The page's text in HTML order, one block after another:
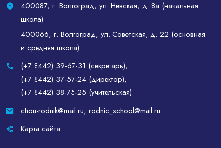
400087, г. Волгоград, ул. Невская, д. 8а (начальная
школа)
400066, г. Волгоград, ул. Советская, д. 22 (основная
и средняя школа)
(+7 8442) 39-67-31 (секретарь),
(+7 8442) 37-57-24 (директор),
(+7 8442) 38-75-25 (учительская)
chou-rodnik@mail.ru, rodnic_school@mail.ru
Карта сайта